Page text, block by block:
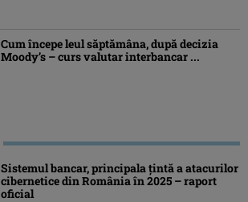
Cum începe leul săptămâna, după decizia
Moody’s – curs valutar interbancar ...
Sistemul bancar, principala țintă a atacurilor
cibernetice din România în 2025 – raport
oficial